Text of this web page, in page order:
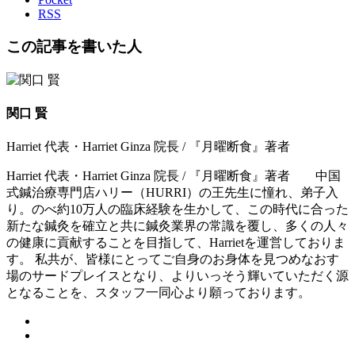
RSS
この記事を書いた人
関口 賢
Harriet 代表・Harriet Ginza 院長 / 『月曜断食』著者
Harriet 代表・Harriet Ginza 院長 / 『月曜断食』著者 中国
式鍼治療専門店ハリー（HURRI）の王先生に憧れ、弟子入
り。のべ約10万人の臨床経験を生かして、この時代に合った
新たな鍼灸を確立と共に鍼灸業界の常識を覆し、多くの人々
の健康に貢献することを目指して、Harrietを運営しておりま
す。 私共が、皆様にとってご自身のお身体を見つめなおす
場のサードプレイスとなり、よりいっそう輝いていただく源
となることを、スタッフ一同心より願っております。